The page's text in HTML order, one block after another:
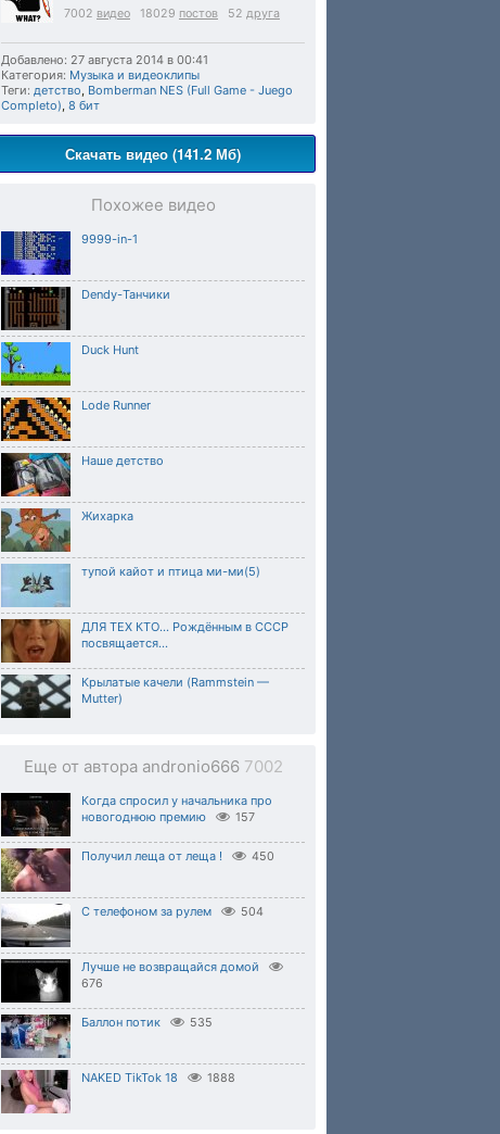
7002 видео 18029 постов 52 друга
Добавлено: 27 августа 2014 в 00:41
Категория: Музыка и видеоклипы
Теги: детство, Bomberman NES (Full Game - Juego
Completo), 8 бит
Скачать видео (141.2 Мб)
Похожее видео
9999-in-1
Dendy-Танчики
Duck Hunt
Lode Runner
Наше детство
Жихарка
тупой кайот и птица ми-ми(5)
ДЛЯ ТЕХ КТО... Рождённым в СССР
посвящается...
Крылатые качели (Rammstein —
Mutter)
Еще от автора andronio666 7002
Когда спросил у начальника про
новогоднюю премию
157
Получил леща от леща ! 450
С телефоном за рулем 504
Лучше не возвращайся домой
676
Баллон потик 535
NAKED TikTok 18 1888